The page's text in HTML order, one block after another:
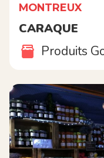
MONTREUX
CARAQUE
Produits